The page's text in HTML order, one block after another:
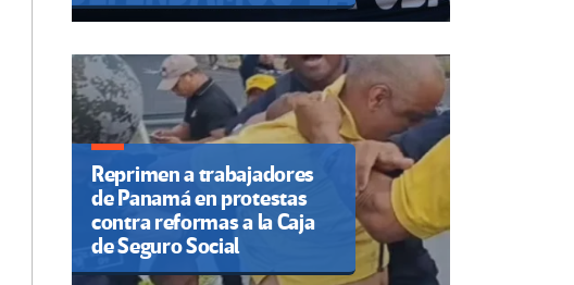
Reprimen a trabajadores
de Panamá en protestas
contra reformas a la Caja
de Seguro Social